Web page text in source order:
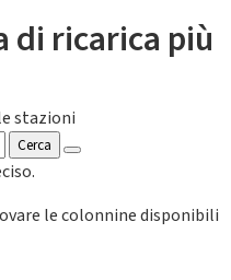
di ricarica più
stazioni
Cerca
le colonnine disponibili